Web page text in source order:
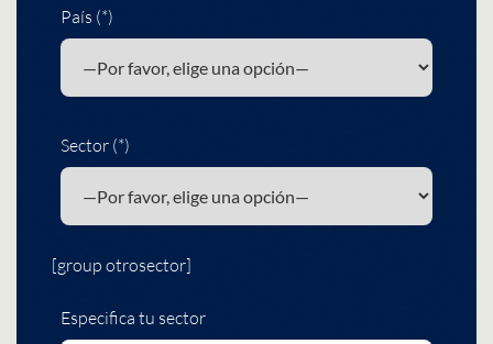
País (*)
Sector (*)
[group otrosector]
Especifica tu sector